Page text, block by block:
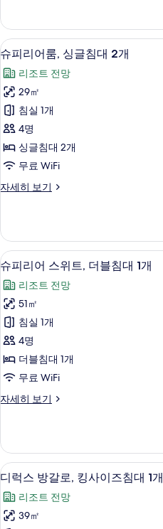
대
개
사
진
모
두
보
기
더
블
룸,
더
블
침
대
개
자
세
히
기
슈
피
리
어
룸,
싱
글
침
대
개
사
진
모
두
보
기
10
슈피리어룸, 싱글침대 2개
리조트 전망
29㎡
침실 1개
4명
싱글침대 2개
무료 WiFi
자세히 보기
슈
룸,
싱
글
침
대
2
개
자
세
히
보
기
슈
피
리
어
스
위
트,
더
블
대
개
사
진
15
슈피리어 스위트, 더블침대 1개
리조트 전망
51㎡
침실 1개
4명
더블침대 1개
무료 WiFi
자세히 보기
슈
스
위
트,
더
블
침
대
디
럭
스
방
12
디럭스 방갈로, 킹사이즈침대 1개
리조트 전망
39㎡